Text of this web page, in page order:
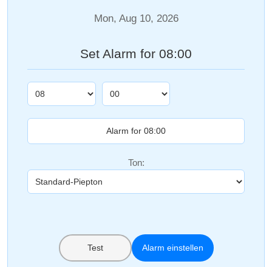
Mon, Aug 10, 2026
Set Alarm for 08:00
Ton:
Test Alarm einstellen